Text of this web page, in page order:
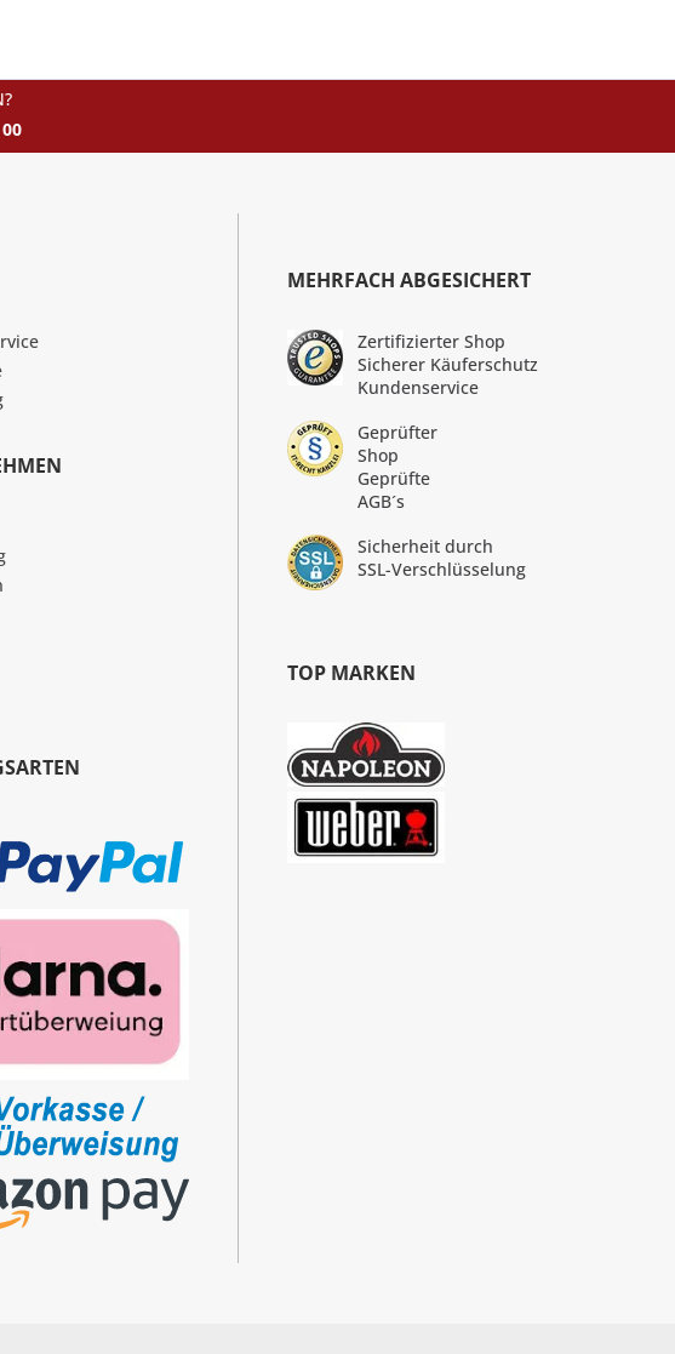
MEHRFACH ABGESICHERT
Zertifizierter Shop
Sicherer Käuferschutz
Kundenservice
Geprüfter
Shop
Geprüfte
AGB´s
Sicherheit durch
SSL-Verschlüsselung
TOP MARKEN